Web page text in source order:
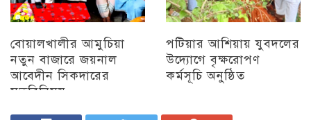
বোয়ালখালীর আমুচিয়া
নতুন বাজারে জয়নাল
আবেদীন সিকদারের
মতবিনিময়
চট্টগ্রাম
পটিয়ার আশিয়ায় যুবদলের
উদ্যোগে বৃক্ষরোপণ
কর্মসূচি অনুষ্ঠিত